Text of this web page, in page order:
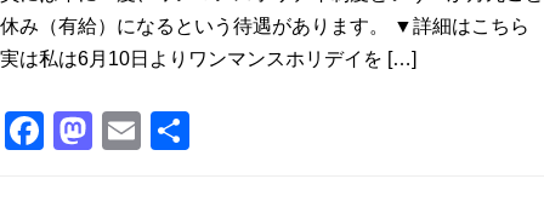
休み（有給）になるという待遇があります。 ▼詳細はこちら
実は私は6月10日よりワンマンスホリデイを […]
F M E